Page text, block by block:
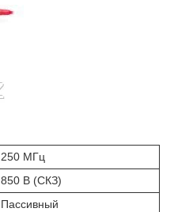
250 МГц
850 В (СКЗ)
Пассивный